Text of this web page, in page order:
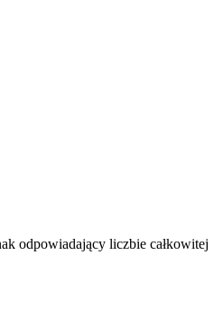
odpowiadający liczbie całkowitej